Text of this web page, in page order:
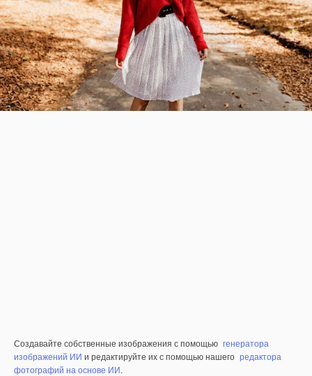
Создавайте собственные изображения с помощью генератора
изображений ИИ и редактируйте их с помощью нашего редактора
фотографий на основе ИИ.